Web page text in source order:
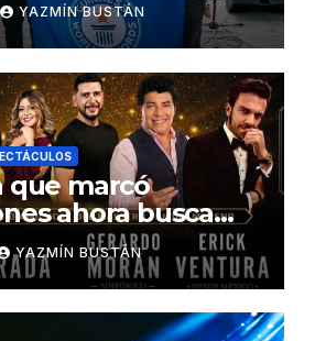
YAZMÍN BUSTÁN
que marcó
ahora busca
«La Era
al Teatro
a beneficio de
Jonathan
YAZMÍN BUSTÁN